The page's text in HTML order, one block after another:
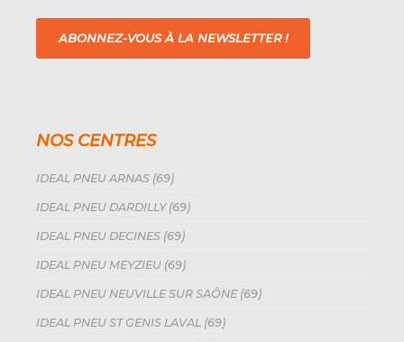
ABONNEZ-VOUS À LA NEWSLETTER !
NOS CENTRES
IDEAL PNEU ARNAS (69)
IDEAL PNEU DARDILLY (69)
IDEAL PNEU DECINES (69)
IDEAL PNEU MEYZIEU (69)
IDEAL PNEU NEUVILLE SUR SAÔNE (69)
IDEAL PNEU ST GENIS LAVAL (69)